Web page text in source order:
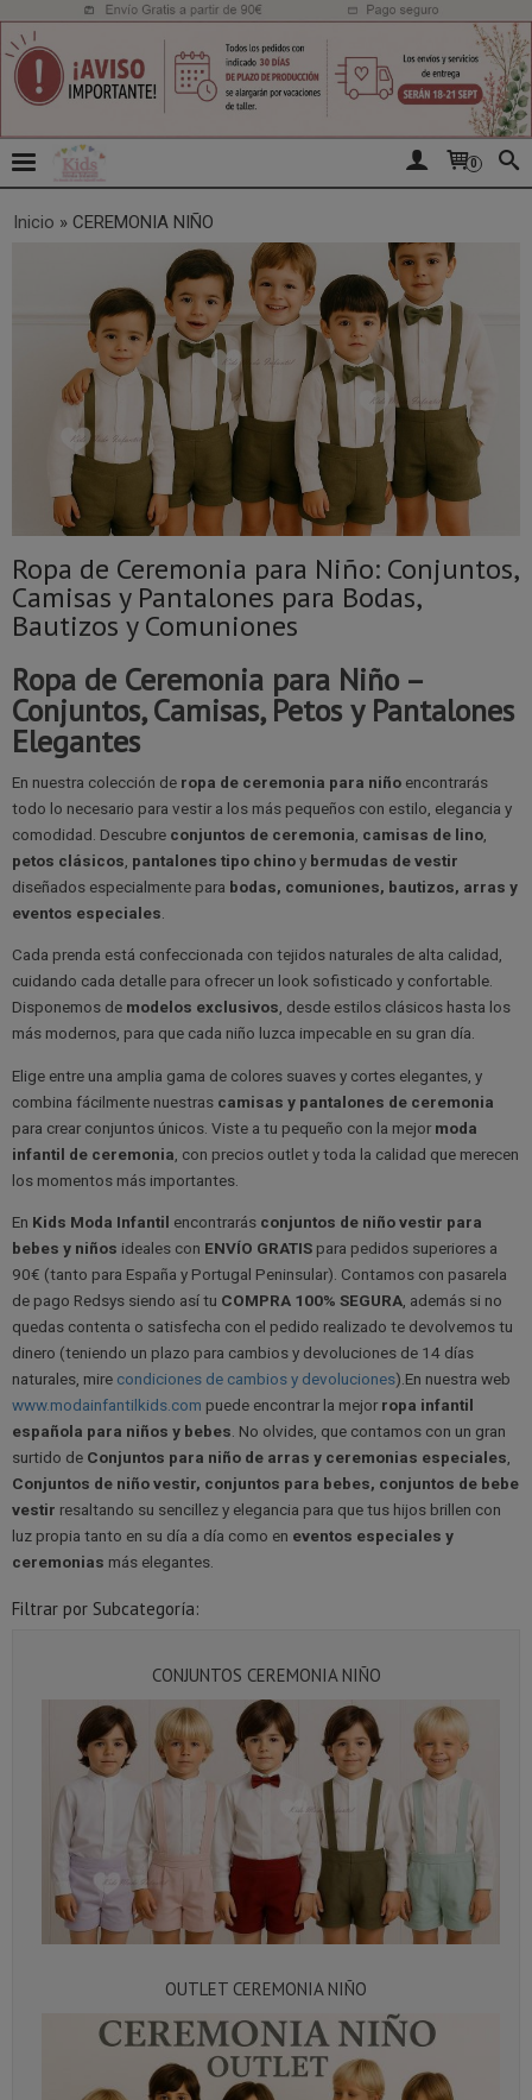
0
Inicio » CEREMONIA NIÑO
Ropa de Ceremonia para Niño: Conjuntos,
Camisas y Pantalones para Bodas,
Bautizos y Comuniones
Ropa de Ceremonia para Niño –
Conjuntos, Camisas, Petos y Pantalones
Elegantes
En nuestra colección de ropa de ceremonia para niño encontrarás
todo lo necesario para vestir a los más pequeños con estilo, elegancia y
comodidad. Descubre conjuntos de ceremonia camisas de lino
petos clásicos pantalones tipo chinoy bermudas de vestir
diseñados especialmente para bodas, comuniones, bautizos, arras y
eventos especiales
Cada prenda está confeccionada con tejidos naturales de alta calidad,
cuidando cada detalle para ofrecer un look sofisticado y confortable.
Disponemos de modelos exclusivos, desde estilos clásicos hasta los
más modernos, para que cada niño luzca impecable en su gran día.
Elige entre una amplia gama de colores suaves y cortes elegantes, y
combina fácilmente nuestras camisas y pantalones de ceremonia
para crear conjuntos únicos. Viste a tu pequeño con la mejor moda
infantil de ceremonia , con precios outlet y toda la calidad que merecen
los momentos más importantes.
En Kids Moda Infantil encontrarás conjuntos de niño vestir para
bebes y niños ideales con ENVÍO GRATIS para pedidos superiores a
90€ (tanto para España y Portugal Peninsular). Contamos con pasarela
de pago Redsys siendo así tu COMPRA 100% SEGURA, además si no
quedas contenta o satisfecha con el pedido realizado te devolvemos tu
dinero (teniendo un plazo para cambios y devoluciones de 14 días
naturales, mire condiciones de cambios y devoluciones).En nuestra web
www.modainfantilkids.com puede encontrar la mejor ropa infantil
española para niños y bebes. No olvides, que contamos con un gran
surtido de Conjuntos para niño de arras y ceremonias especiales,
Conjuntos de niño vestir, conjuntos para bebes, conjuntos de bebe
vestir resaltando su sencillez y elegancia para que tus hijos brillen con
luz propia tanto en su día a día como en eventos especiales y
ceremonias más elegantes.
Filtrar por Subcategoría:
CONJUNTOS CEREMONIA NIÑO
OUTLET CEREMONIA NIÑO